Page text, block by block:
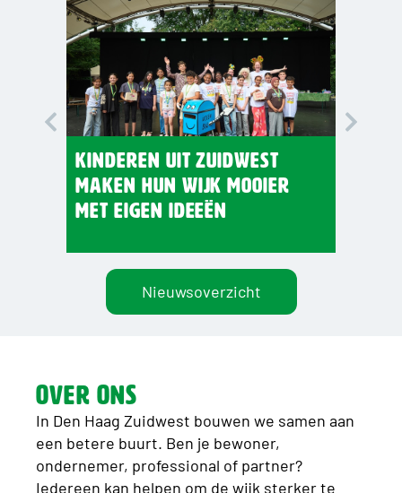
Kinderen uit Zuidwest
maken hun wijk mooier
met eigen ideeën
Nieuwsoverzicht
over ons
In Den Haag Zuidwest bouwen we samen aan
een betere buurt. Ben je bewoner,
ondernemer, professional of partner?
Iedereen kan helpen om de wijk sterker te